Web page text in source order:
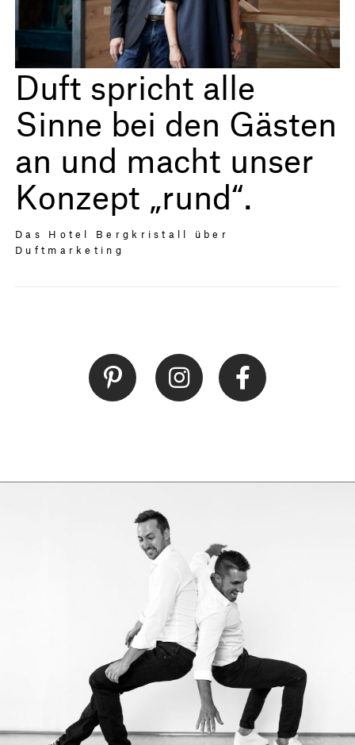
Duft spricht alle
Sinne bei den Gästen
an und macht unser
Konzept „rund“.
Das Hotel Bergkristall über
Duftmarketing